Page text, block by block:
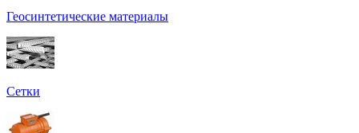
Геосинтетические материалы
Сетки